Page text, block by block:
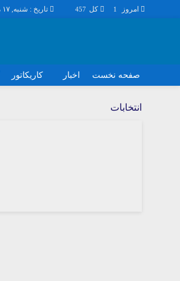
کل 457 امروز 1 تاریخ : شنبه, ۱۷ مرداد , ۱۴۰۵
صفحه نخست اخبار کاریکاتور
انتخابات